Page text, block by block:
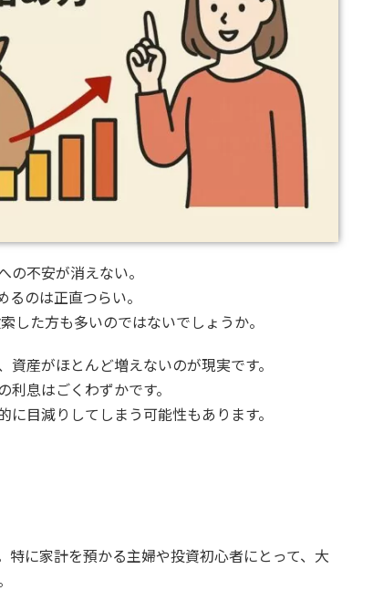
不安が消えない。
のは正直つらい。
した方も多いのではないでしょうか。
産がほとんど増えないのが現実です。
息はごくわずかです。
目減りしてしまう可能性もあります。
に家計を預かる主婦や投資初心者にとって、大